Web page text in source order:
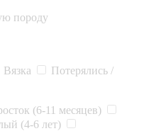
породу
Вязка
Потерялись /
(6-11 месяцев)
(4-6 лет)